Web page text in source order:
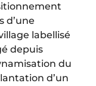
d’une
labellisé
depuis
du
d’un